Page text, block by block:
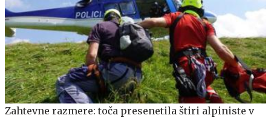
Zahtevne razmere: toča presenetila štiri alpiniste v